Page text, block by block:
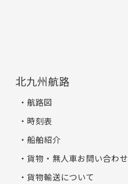
北九州航路
航路図
時刻表
船舶紹介
貨物・無人車お問い合わせ
貨物輸送について